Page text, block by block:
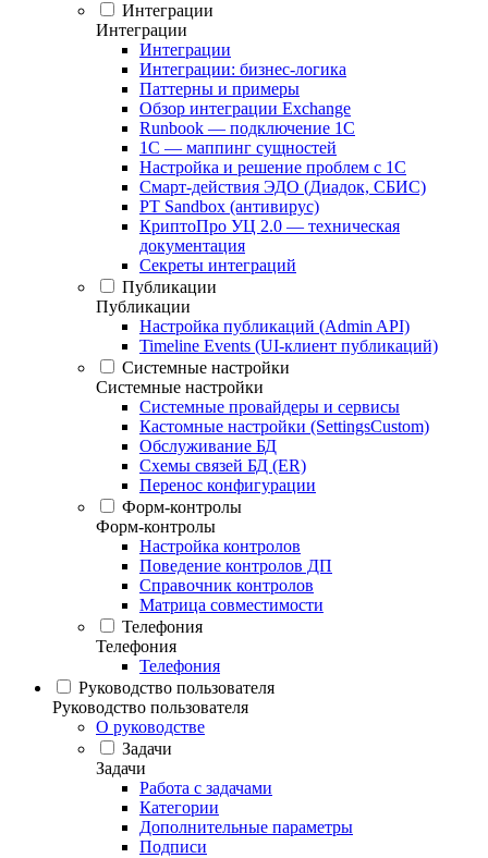
Интеграции
Интеграции
Интеграции
Интеграции: бизнес-логика
Паттерны и примеры
Обзор интеграции Exchange
Runbook — подключение 1С
1С — маппинг сущностей
Настройка и решение проблем с 1С
Смарт-действия ЭДО (Диадок, СБИС)
PT Sandbox (антивирус)
КриптоПро УЦ 2.0 — техническая
документация
Секреты интеграций
Публикации
Публикации
Настройка публикаций (Admin API)
Timeline Events (UI-клиент публикаций)
Системные настройки
Системные настройки
Системные провайдеры и сервисы
Кастомные настройки (SettingsCustom)
Обслуживание БД
Схемы связей БД (ER)
Перенос конфигурации
Форм-контролы
Форм-контролы
Настройка контролов
Поведение контролов ДП
Справочник контролов
Матрица совместимости
Телефония
Телефония
Телефония
Руководство пользователя
Руководство пользователя
О руководстве
Задачи
Задачи
Работа с задачами
Категории
Дополнительные параметры
Подписи